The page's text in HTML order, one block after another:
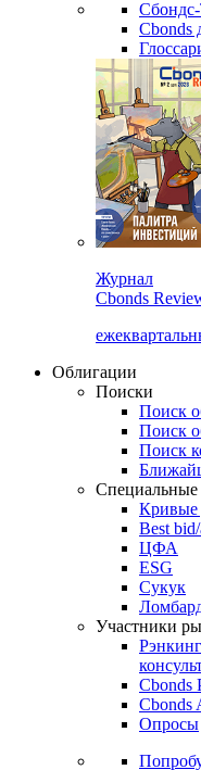
Новости &
Cbonds
Cbonds Review
Облигации
Поиски
Поиск
Поиск
Поиск
Специальные
Кривые
Best
ЦФА
ESG
Сукук
Участники
Cbonds